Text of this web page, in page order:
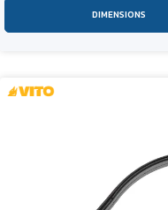
DIMENSIONS